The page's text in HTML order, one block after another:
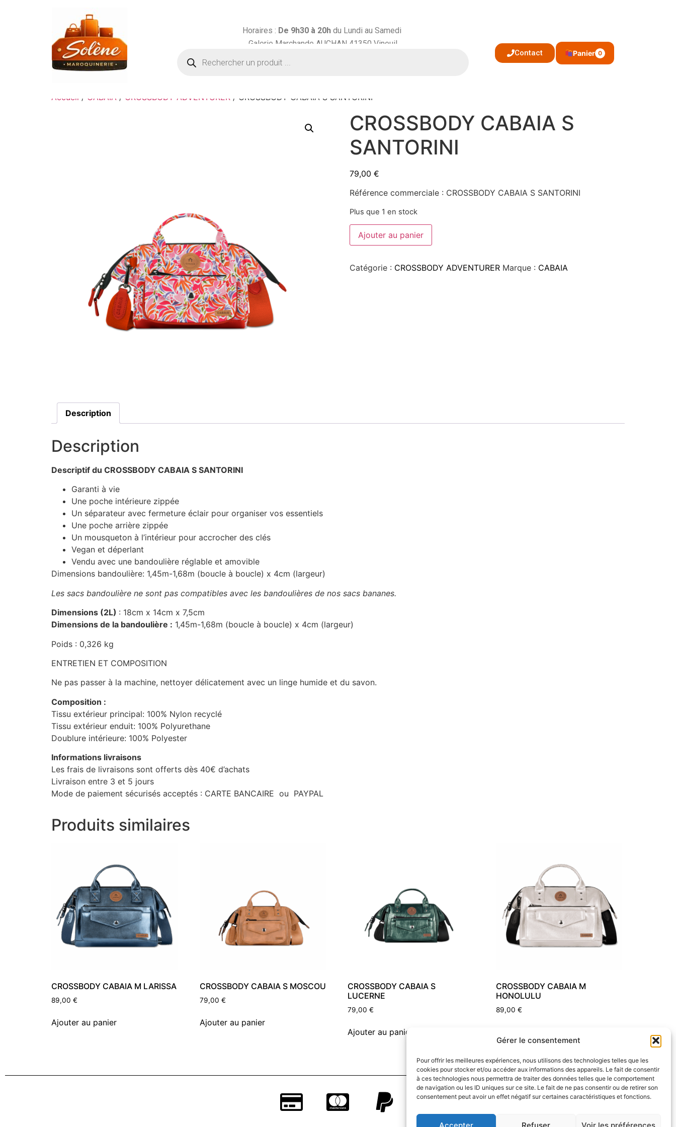
Gérer le consentement
Pour offrir les meilleures expériences, nous utilisons des technologies telles que les
cookies pour stocker et/ou accéder aux informations des appareils. Le fait de consentir
à ces technologies nous permettra de traiter des données telles que le comportement
de navigation ou les ID uniques sur ce site. Le fait de ne pas consentir ou de retirer son
consentement peut avoir un effet négatif sur certaines caractéristiques et fonctions.
Accepter Refuser Voir les préférences
Horaires : De 9h30 à 20hdu Lundi au Samedi
Galerie Marchande AUCHAN 41350 Vineuil
Contact Panier 0
Accueil / CABAIA / CROSSBODY ADVENTURER / CROSSBODY CABAIA S SANTORINI
CROSSBODY CABAIA S
SANTORINI
79,00 €
Référence commerciale : CROSSBODY CABAIA S SANTORINI
Plus que 1 en stock
Ajouter au panier
Catégorie : CROSSBODY ADVENTURER Marque : CABAIA
Description
Description
Descriptif du CROSSBODY CABAIA S SANTORINI
Garanti à vie
Une poche intérieure zippée
Un séparateur avec fermeture éclair pour organiser vos essentiels
Une poche arrière zippée
Un mousqueton à l’intérieur pour accrocher des clés
Vegan et déperlant
Vendu avec une bandoulière réglable et amovible
Dimensions bandoulière: 1,45m-1,68m (boucle à boucle) x 4cm (largeur)
Les sacs bandoulière ne sont pas compatibles avec les bandoulières de nos sacs bananes.
Dimensions (2L) : 18cm x 14cm x 7,5cm
Dimensions de la bandoulière : 1,45m-1,68m (boucle à boucle) x 4cm (largeur)
Poids : 0,326 kg
ENTRETIEN ET COMPOSITION
Ne pas passer à la machine, nettoyer délicatement avec un linge humide et du savon.
Composition :
Tissu extérieur principal: 100% Nylon recyclé
Tissu extérieur enduit: 100% Polyurethane
Doublure intérieure: 100% Polyester
Informations livraisons
Les frais de livraisons sont offerts dès 40€ d’achats
Livraison entre 3 et 5 jours
Mode de paiement sécurisés acceptés : CARTE BANCAIRE ou PAYPAL
Produits similaires
CROSSBODY CABAIA M LARISSA
89,00 €
Ajouter au panier
CROSSBODY CABAIA S MOSCOU
79,00 €
Ajouter au panier
CROSSBODY CABAIA S
LUCERNE
79,00€
Ajouter au panier
CROSSBODY CABAIA M
HONOLULU
89,00€